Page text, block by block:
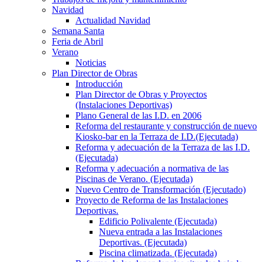
Navidad
Actualidad Navidad
Semana Santa
Feria de Abril
Verano
Noticias
Plan Director de Obras
Introducción
Plan Director de Obras y Proyectos
(Instalaciones Deportivas)
Plano General de las I.D. en 2006
Reforma del restaurante y construcción de nuevo
Kiosko-bar en la Terraza de I.D.(Ejecutada)
Reforma y adecuación de la Terraza de las I.D.
(Ejecutada)
Reforma y adecuación a normativa de las
Piscinas de Verano. (Ejecutada)
Nuevo Centro de Transformación (Ejecutado)
Proyecto de Reforma de las Instalaciones
Deportivas.
Edificio Polivalente (Ejecutada)
Nueva entrada a las Instalaciones
Deportivas. (Ejecutada)
Piscina climatizada. (Ejecutada)